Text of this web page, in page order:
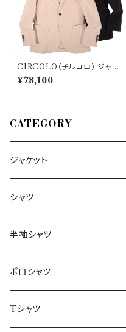
CIRCOLO（チルコロ） ジャケッ
ト CN4440 34748
¥78,100
CATEGORY
ジャケット
～44/S
46/M
48/L
50/XL～
シャツ
～44/S
46/M
48/L
半袖シャツ
～44/S
46/M
ポロシャツ
～44/S
Tシャツ